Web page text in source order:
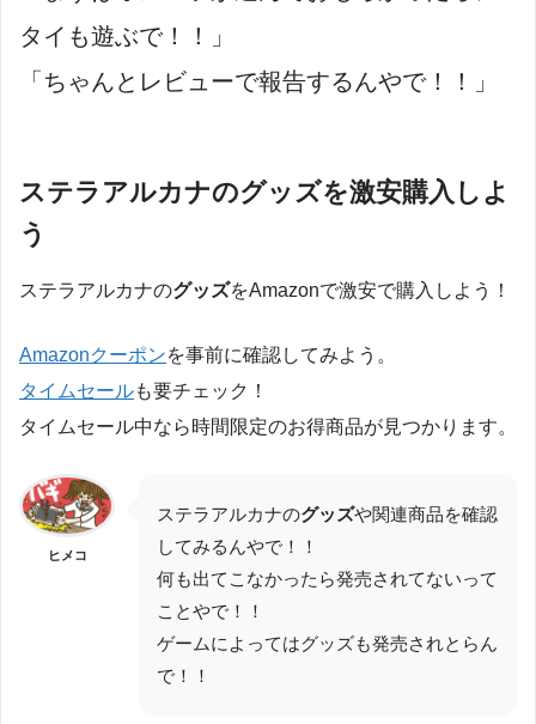
タイも遊ぶで！！」
「ちゃんとレビューで報告するんやで！！」
ステラアルカナのグッズを激安購入しよ
う
ステラアルカナのグッズをAmazonで激安で購入しよう！
Amazonクーポンを事前に確認してみよう。
タイムセールも要チェック！
タイムセール中なら時間限定のお得商品が見つかります。
ヒメコ
ステラアルカナのグッズや関連商品を確認
してみるんやで！！
何も出てこなかったら発売されてないって
ことやで！！
ゲームによってはグッズも発売されとらん
で！！